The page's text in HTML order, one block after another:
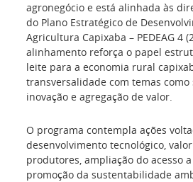
agronegócio e está alinhada às
do Plano Estratégico de
Agricultura Capixaba – PEDEAG 4
alinhamento reforça o papel
leite para a economia rural
transversalidade com temas
inovação e agregação de valor.
O programa contempla ações
desenvolvimento tecnológico,
produtores, ampliação do acesso
promoção da sustentabilidade